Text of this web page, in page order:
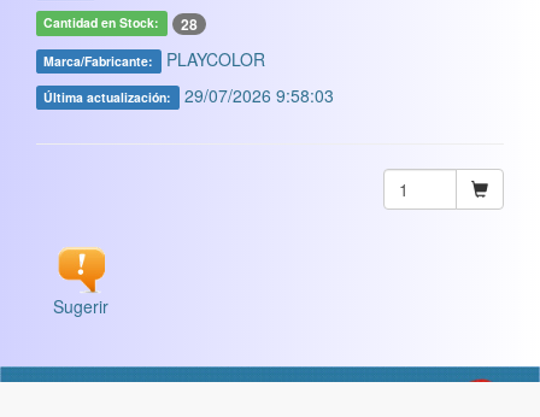
Cantidad en Stock: 28
Marca/Fabricante: PLAYCOLOR
Última actualización: 29/07/2026 9:58:03
Sugerir